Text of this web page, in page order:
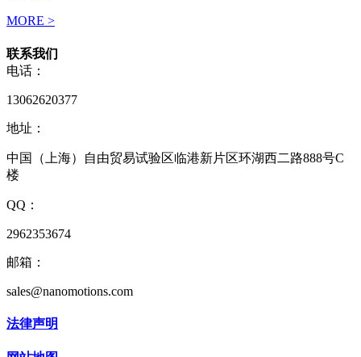
MORE >
联系我们
电话：
13062620377
地址：
中国（上海）自由贸易试验区临港新片区环湖西二路888号C
楼
QQ：
2962353674
邮箱：
sales@nanomotions.com
法律声明